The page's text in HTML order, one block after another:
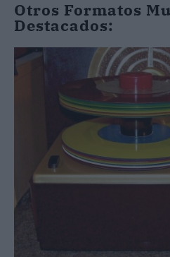
Otros Formatos
Destacados: